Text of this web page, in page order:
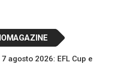
agosto 2026: EFL Cup e